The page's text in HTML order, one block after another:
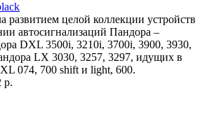
развитием целой коллекции устройств
автосигнализаций Пандора –
DXL 3500i, 3210i, 3700i, 3900, 3930,
LX 3030, 3257, 3297, идущих в
074, 700 shift и light, 600.
р.